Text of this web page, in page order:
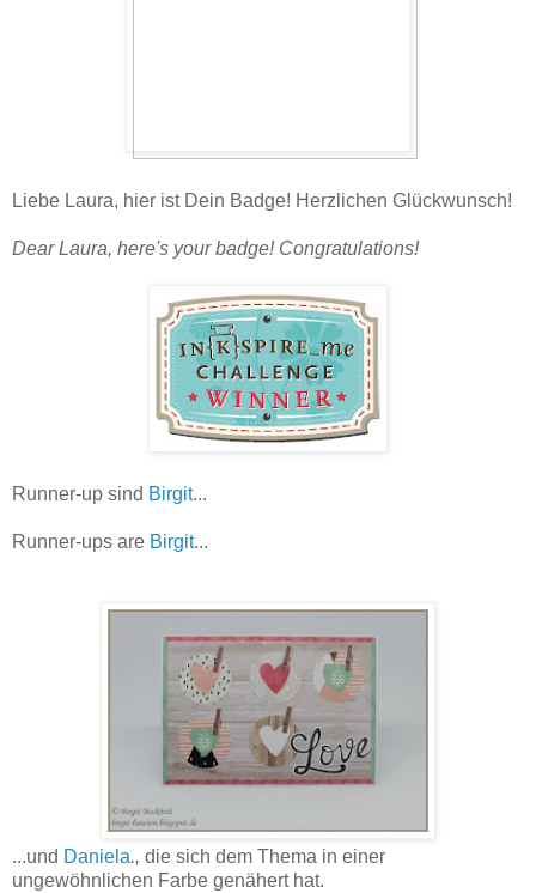
Liebe Laura, hier ist Dein Badge! Herzlichen Glückwunsch!
Dear Laura, here's your badge! Congratulations!
Runner-up sind Birgit...
Runner-ups are Birgit...
...und Daniela., die sich dem Thema in einer
ungewöhnlichen Farbe genähert hat.